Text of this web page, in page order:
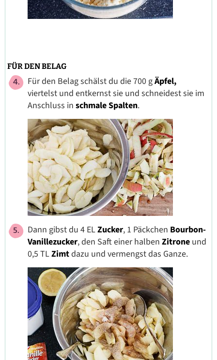
FÜR DEN BELAG
Für den Belag schälst du die 700 gÄpfel,
viertelst und entkernst sie und schneidest sie im
Anschluss in schmale Spalten.
Dann gibst du 4 ELZucker, 1 Päckchen Bourbon-
Vanillezucker, den Saft einer halben Zitrone und
0,5 TLZimtdazu und vermengst das Ganze.